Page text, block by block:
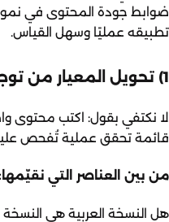
ضوابط جودة المحتوى في
تطبيقه عمليًا وسهل القياس.
1) تحويل المعيار من توجيه لغوي إلى عناصر تدقيق
لا نكتفي بقول: اكتب محتوى
قائمة تحقق عملية تُفحص
من بين العناصر التي
هل النسخة العربية هي النسخة